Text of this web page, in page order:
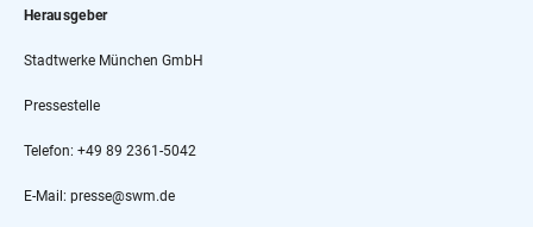
Herausgeber
Stadtwerke München GmbH
Pressestelle
Telefon: +49 89 2361-5042
E-Mail: presse@swm.de